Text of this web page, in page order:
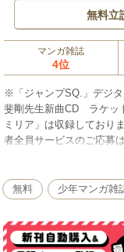
無料立
マンガ雑誌
4位
※「ジャンプSQ.」デジ
斐剛先生新曲CD ラケッ
ミリア」は収録しており
者全員サービスのご応募
ックからのみ可能です。
ィ』（原案：コナン・ド
漫画：三好輝）／【新連
ラー】『レイバイデイ』
無料 少年マンガ雑